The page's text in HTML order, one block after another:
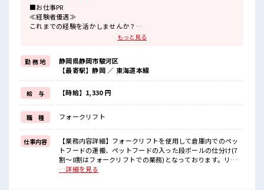
■お仕事PR
≪経験者優遇≫
これまでの経験を活かしませんか？
≪無理なく働ける≫
場合によってはお願いすることもありますが、
残業はほとんどナシ！
≪髪色自由で自分らしく働く≫
明るすぎたり奇抜でなければ基本的に自由！
(規定有)≪動きやすい制服アリ≫
制服があるので、
毎日の服装の悩み解消♪
≪自分に向いている仕事が探せる≫
困った事などがあれば、
担当がしっかりサポートします！
■職場の雰囲気
もっと見る
勤 務 地
静岡県静岡市駿河区
【最寄駅】静岡 ／ 東海道本線
給 与 【時給】1,330 円
職 種 フォークリフト
仕事内容
【業務内容詳細】フォークリフトを使用して倉庫内でのペッ
トフードの運搬、ペットフードの入った段ボールの仕分け(7
割～8割はフォークリフトでの業務)となっております。リー
チフォークのため立ち仕事。1人作業。【取扱製品情報】ペッ
…詳細を見る